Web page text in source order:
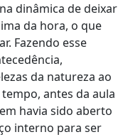
dinâmica de deixar
da hora, o que
Fazendo esse
da natureza ao
antes da aula
havia sido aberto
interno para ser